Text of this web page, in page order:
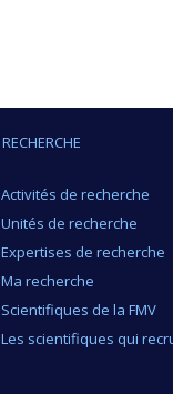
RECHERCHE
Activités de recherche
Unités de recherche
Expertises de recherche
Ma recherche
Scientifiques de la FMV
Les scientifiques qui